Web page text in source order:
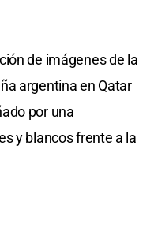
de imágenes de la
argentina en Qatar
por una
y blancos frente a la